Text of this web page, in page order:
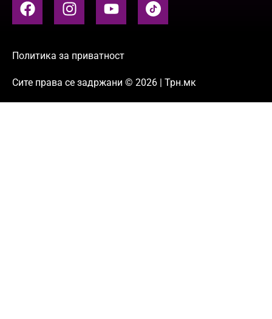
Политика за приватност
Сите права се задржани © 2026 | Трн.мк